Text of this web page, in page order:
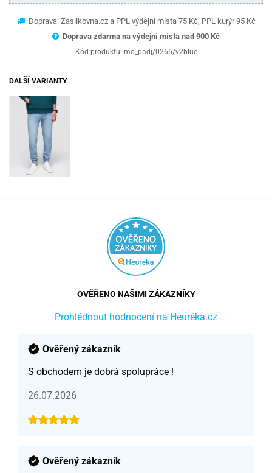
Doprava: Zasilkovna.cz a PPL výdejní místa 75 Kč, PPL kurýr 95 Kč
Doprava zdarma na výdejní místa nad 900 Kč
Kód produktu: mo_padj/0265/v2blue
DALŠÍ VARIANTY
OVĚŘENO NAŠIMI ZÁKAZNÍKY
Prohlédnout hodnocení na Heuréka.cz
Ověřený zákazník
S obchodem je dobrá spolupráce !
26.07.2026
Ověřený zákazník